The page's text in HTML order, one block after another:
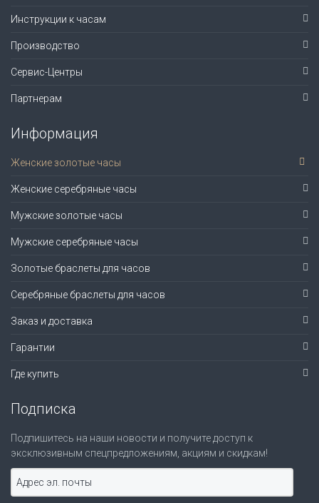
Инструкции к часам
Производство
Сервис-Центры
Партнерам
Информация
Женские золотые часы
Женские серебряные часы
Мужские золотые часы
Мужские серебряные часы
Золотые браслеты для часов
Серебряные браслеты для часов
Заказ и доставка
Гарантии
Где купить
Подписка
Подпишитесь на наши новости и получите доступ к
эксклюзивным спецпредложениям, акциям и скидкам!